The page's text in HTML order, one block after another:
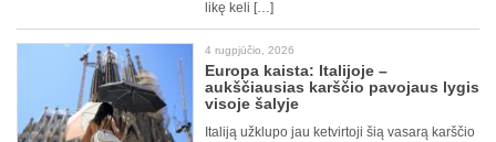
likę keli […]
4 rugpjūčio, 2026
Europa kaista: Italijoje –
aukščiausias karščio pavojaus lygis
visoje šalyje
Italiją užklupo jau ketvirtoji šią vasarą karščio